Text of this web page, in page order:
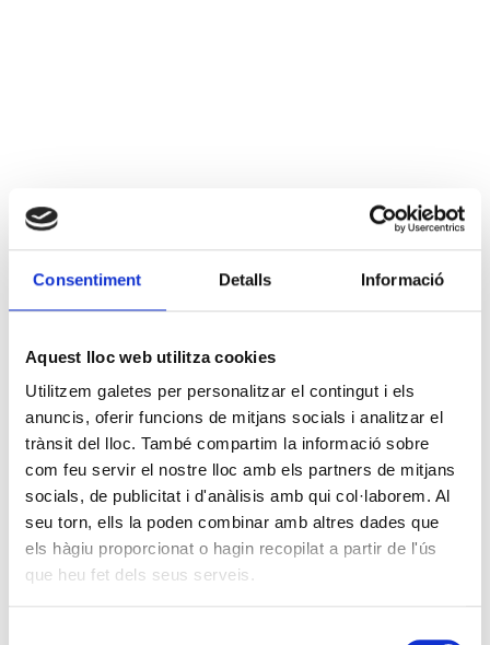
Consentiment Detalls Informació
Aquest lloc web utilitza cookies
Utilitzem galetes per personalitzar el contingut i els
anuncis, oferir funcions de mitjans socials i analitzar el
trànsit del lloc. També compartim la informació sobre
com feu servir el nostre lloc amb els partners de mitjans
socials, de publicitat i d'anàlisis amb qui col·laborem. Al
seu torn, ells la poden combinar amb altres dades que
els hàgiu proporcionat o hagin recopilat a partir de l'ús
que heu fet dels seus serveis.